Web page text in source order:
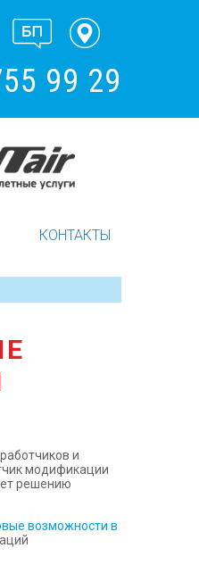
99 29
КОНТАКТЫ
и
модификации
решению
возможности в